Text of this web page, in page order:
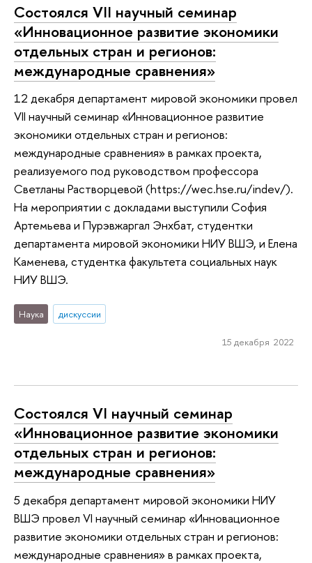
Состоялся VII научный семинар
«Инновационное развитие экономики
отдельных стран и регионов:
международные сравнения»
12 декабря департамент мировой экономики провел
VII научный семинар «Инновационное развитие
экономики отдельных стран и регионов:
международные сравнения» в рамках проекта,
реализуемого под руководством профессора
Светланы Растворцевой (https://wec.hse.ru/indev/).
На мероприятии с докладами выступили София
Артемьева и Пурэвжаргал Энхбат, студентки
департамента мировой экономики НИУ ВШЭ, и Елена
Каменева, студентка факультета социальных наук
НИУ ВШЭ.
Наука дискуссии
15 декабря 2022
Состоялся VI научный семинар
«Инновационное развитие экономики
отдельных стран и регионов:
международные сравнения»
5 декабря департамент мировой экономики НИУ
ВШЭ провел VI научный семинар «Инновационное
развитие экономики отдельных стран и регионов:
международные сравнения» в рамках проекта,